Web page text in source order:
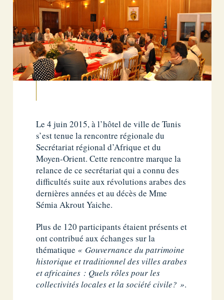
Le 4 juin 2015, à l’hôtel de ville de Tunis
s’est tenue la rencontre régionale du
Secrétariat régional d’Afrique et du
Moyen-Orient. Cette rencontre marque la
relance de ce secrétariat qui a connu des
difficultés suite aux révolutions arabes des
dernières années et au décès de Mme
Sémia Akrout Yaiche.
Plus de 120 participants étaient présents et
ont contribué aux échanges sur la
thématique « Gouvernance du patrimoine
historique et traditionnel des villes arabes
et africaines : Quels rôles pour les
collectivités locales et la société civile? ».